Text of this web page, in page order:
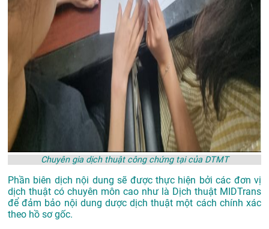
Chuyên gia dịch thuật công chứng tại của DTMT
Phần biên dịch nội dung sẽ được thực hiện bởi các đơn vị
dịch thuật có chuyên môn cao như là Dịch thuật MIDTrans
để đảm bảo nội dung dược dịch thuật một cách chính xác
theo hồ sơ gốc.